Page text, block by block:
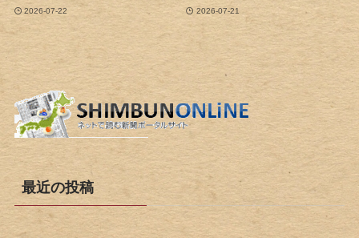
2026-07-22 2026-07-21
最近の投稿